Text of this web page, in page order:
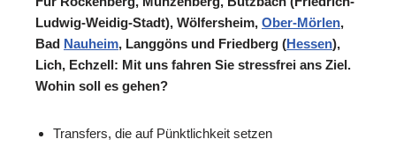
Ludwig-Weidig-Stadt), Wölfersheim, Ober-Mörlen,
Bad Nauheim, Langgöns und Friedberg (Hessen),
Lich, Echzell: Mit uns fahren Sie stressfrei ans Ziel.
Wohin soll es gehen?
Transfers, die auf Pünktlichkeit setzen